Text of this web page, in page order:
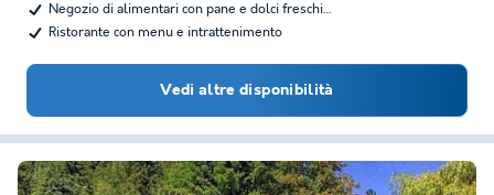
Negozio di alimentari con pane e dolci freschi…
Ristorante con menu e intrattenimento
Vedi altre disponibilità